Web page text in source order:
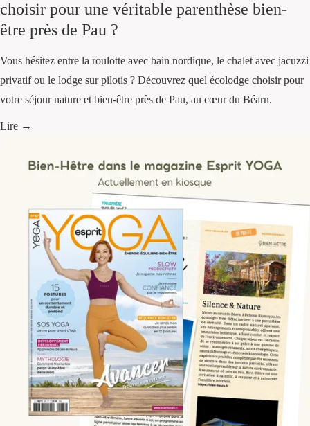
choisir pour une véritable parenthèse bien-
être près de Pau ?
Vous hésitez entre la roulotte avec bain nordique, le chalet avec jacuzzi
privatif ou le lodge sur pilotis ? Découvrez quel écolodge choisir pour
votre séjour nature et bien-être près de Pau, au cœur du Béarn.
Lire →